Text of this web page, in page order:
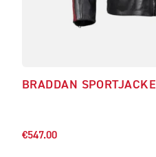
BRADDAN SPORTJACKE
€547.00